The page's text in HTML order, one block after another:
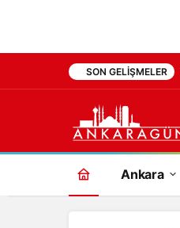
SON GELIŞMELER
Ankara